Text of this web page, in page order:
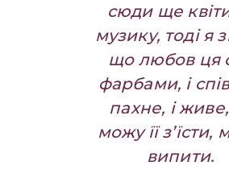
сюди ще
музику, тоді я
що любов ця
фарбами, і
пахне, і живе,
можу її з’їсти,
випити.